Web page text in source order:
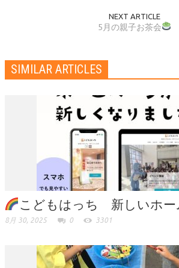
NEXT ARTICLE
5月の親子お茶会
SIMILAR ARTICLES
こどもはっち 新しいホー
8月 30, 2025 0 3301